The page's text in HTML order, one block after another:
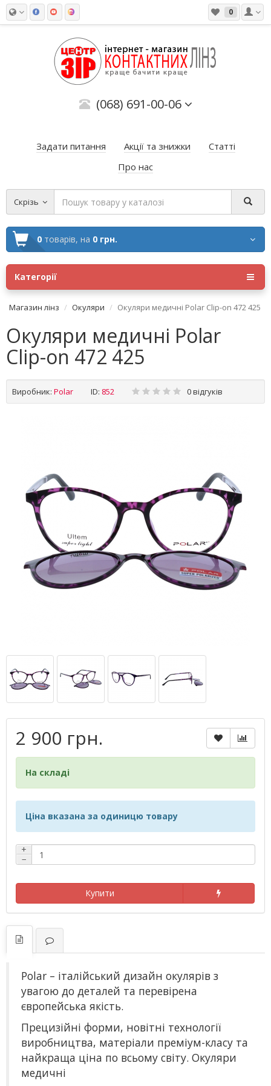
0
(068) 691-00-06
Задати питання Акції та знижки
Статті
Про нас
Скрізь
0 товарів, на 0 грн.
Категорії
Магазин лінз Окуляри Окуляри медичні Polar Clip-on 472 425
Окуляри медичні Polar
Clip-on 472 425
Виробник: Polar ID: 852 0 відгуків
2 900 грн.
На складі
Ціна вказана за одиницю товару
+
−
Купити
Polar – італійський дизайн окулярів з
увагою до деталей та перевірена
європейська якість.
Прецизійні форми, новітні технології
виробництва, матеріали преміум-класу та
найкраща ціна по всьому світу. Окуляри
медичні